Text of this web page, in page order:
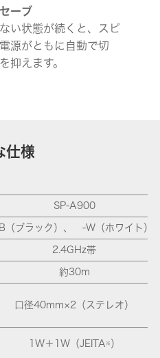
ーブ
い状態が続くと、スピ
源がともに自動で切
抑えます。
仕様
SP-A900
（ブラック）、 -W（ホワイト）
2.4GHz帯
約30m
口径40mm×2（ステレオ）
1W＋1W（JEITA ※ ）